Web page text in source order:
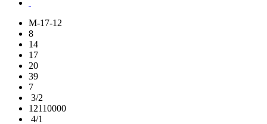
M-17-12
8
14
17
20
39
7
3/2
12110000
4/1